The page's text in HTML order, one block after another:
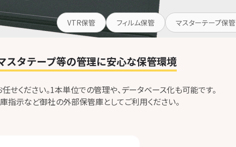
VTR保管 フィルム保管 マスターテープ保管
スタテープ等の管理に安心な保管環境
せください。1本単位での管理や、データベース化も可能です。
指示など御社の外部保管庫としてご利用ください。